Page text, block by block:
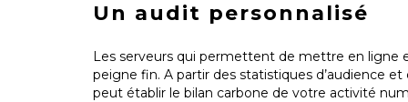
Un audit personnalisé
Les serveurs qui permettent de mettre en ligne
peigne fin. A partir des statistiques d’audience
peut établir le bilan carbone de votre activité